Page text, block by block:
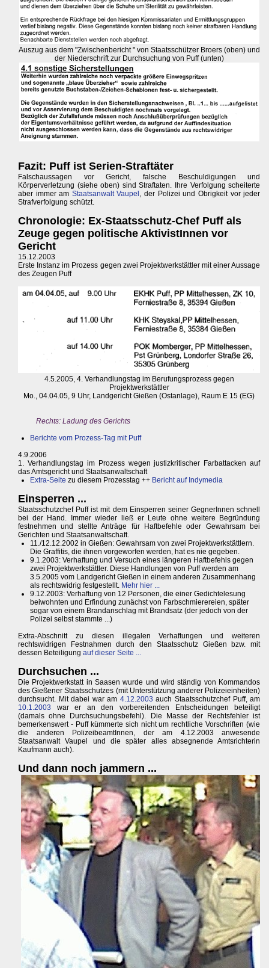
Auszug aus dem "Zwischenbericht " von Staatsschützer Broers (oben) und
der Niederschrift zur Durchsuchung von Puff (unten)
Fazit: Puff ist Serien-Straftäter
Falschaussagen vor Gericht, falsche Beschuldigungen und
Körperverletzung (siehe oben) sind Straftaten. Ihre Verfolgung scheiterte
aber immer am Staatsanwalt Vaupel, der Polizei und Obrigkeit vor jeder
Strafverfolgung schützt.
Chronologie: Ex-Staatsschutz-Chef Puff als
Zeuge gegen politische AktivistInnen vor
Gericht
15.12.2003
Erste Instanz im Prozess gegen zwei Projektwerkstättler mit einer Aussage
des Zeugen Puff
4.5.2005, 4. Verhandlungstag im Berufungsprozess gegen
Projektwerkstättler
Mo., 04.04.05, 9 Uhr, Landgericht Gießen (Ostanlage), Raum E 15 (EG)
Rechts: Ladung des Gerichts
Berichte vom Prozess-Tag mit Puff
4.9.2006
1. Verhandlungstag im Prozess wegen justizkritischer Farbattacken auf
das Amtsgericht und Staatsanwaltschaft
Extra-Seite zu diesem Prozesstag ++ Bericht auf Indymedia
Einsperren ...
Staatsschutzchef Puff ist mit dem Einsperren seiner GegnerInnen schnell
bei der Hand. Immer wieder ließ er Leute ohne weitere Begründung
festnehmen und stellte Anträge für Haftbefehle oder Gewahrsam bei
Gerichten und Staatsanwaltschaft.
11./12.12.2002 in Gießen: Gewahrsam von zwei Projektwerkstättlern.
Die Graffitis, die ihnen vorgeworfen werden, hat es nie gegeben.
9.1.2003: Verhaftung und Versuch eines längeren Haftbefehls gegen
zwei Projektwerkstättler. Diese Handlungen von Puff werden am
3.5.2005 vom Landgericht Gießen in einem anderen Zusammenhang
als rechtswidrig festgestellt. Mehr hier ...
9.12.2003: Verhaftung von 12 Personen, die einer Gedichtelesung
beiwohnten und Erfindung zunächst von Farbschmierereien, später
sogar von einem Brandanschlag mit Brandsatz (der jedoch von der
Polizei selbst stammte ...)
Extra-Abschnitt zu diesen illegalen Verhaftungen und weiteren
rechtswidrigen Festnahmen durch den Staatsschutz Gießen bzw. mit
dessen Beteiligung auf dieser Seite ...
Durchsuchen ...
Die Projektwerkstatt in Saasen wurde und wird ständig von Kommandos
des Gießener Staatsschutzes (mit Unterstützung anderer Polizeieinheiten)
durchsucht. Mit dabei war am 4.12.2003 auch Staatsschutzchef Puff, am
10.1.2003 war er an den vorbereitenden Entscheidungen beteiligt
(damals ohne Durchsuchungsbefehl). Die Masse der Rechtsfehler ist
bemerkenswert - Puff kümmerte sich nicht um rechtliche Vorschriften (wie
die anderen PolizeibeamtInnen, der am 4.12.2003 anwesende
Staatsanwalt Vaupel und die später alles absegnende Amtsrichterin
Kaufmann auch).
Und dann noch jammern ...